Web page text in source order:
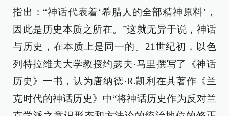
指出：“神话代表着‘希腊人的全部精神原料’，
因此是历史本质之所在。”这就无异于说，神话
与历史，在本质上是同一的。21世纪初，以色
列特拉维夫大学教授约瑟夫·马里撰写了《神话
历史》一书，认为唐纳德·R.凯利在其著作《兰
克时代的神话历史》中“将神话历史作为反对兰